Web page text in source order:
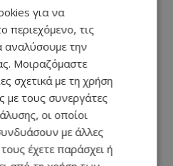
1832
1833
1834
για να
περιεχόμενο, τις
αναλύσουμε την
Μοιραζόμαστε
σχετικά με τη χρήση
με τους συνεργάτες
οι οποίοι
με άλλες
έχετε παράσχει ή